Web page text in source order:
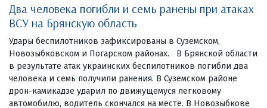
Два человека погибли и семь ранены при атаках
ВСУ на Брянскую область
Удары беспилотников зафиксированы в Суземском,
Новозыбковском и Погарском районах. В Брянской области
в результате атак украинских беспилотников погибли два
человека и семь получили ранения. В Суземском районе
дрон-камикадзе ударил по движущемуся легковому
автомобилю, водитель скончался на месте. В Новозыбкове